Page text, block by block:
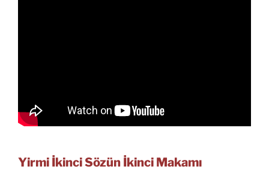
Yirmi İkinci Sözün İkinci Makamı